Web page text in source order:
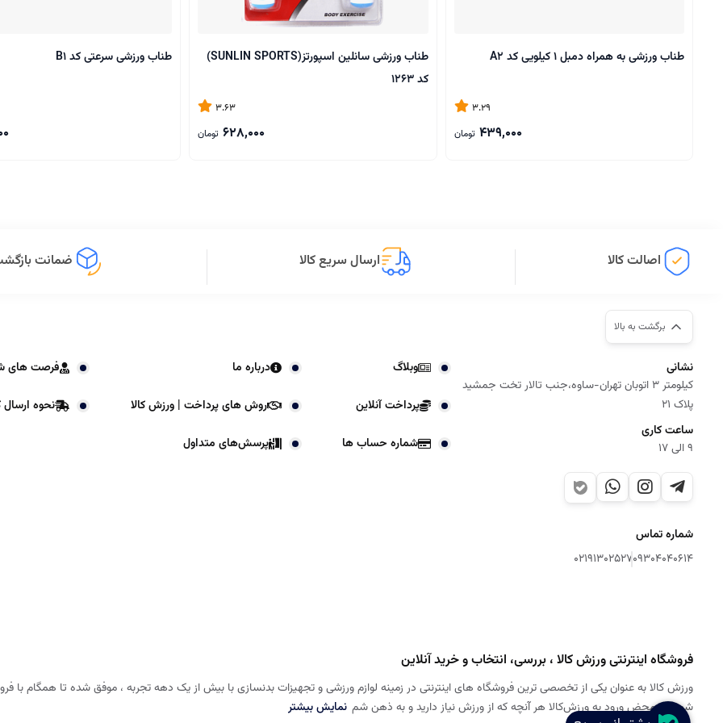
طناب ورزشی به همراه دمبل 1 کیلویی کد A2
3.29
439,000 تومان
طناب ورزشی سانلین اسپورتز(SUNLIN SPORTS)
کد 1263
3.63
628,000 تومان
طناب ورزشی سرعتی کد B1
اصالت کالا ارسال سریع کالا ضمانت
برگشت به بالا
نشانی
کیلومتر 3 اتوبان تهران-ساوه،جنب تالار تخت جمشید
پلاک 21
ساعت کاری
9 الی 17
شماره تماس
09304040614
02191302527
وبلاگ درباره ما فرصت های
پرداخت آنلاین روش های پرداخت | ورزش کالا نحوه ارسال
شماره حساب ها پرسش‌های متداول
فروشگاه اینترنتی ورزش کالا ، بررسی، انتخاب و خرید آنلاین
ورزش کالا به عنوان یکی از تخصصی ترین فروشگاه های اینترنتی در زمینه لوازم ورزشی و تجهیزات بدنسازی با بیش از یک دهه تجربه ، موفق شده تا همگام با
شود. به محض ورود به ورزش‌کالا هر آنچه که از ورزش نیاز دارید و به ذهن شم نمایش بیشتر